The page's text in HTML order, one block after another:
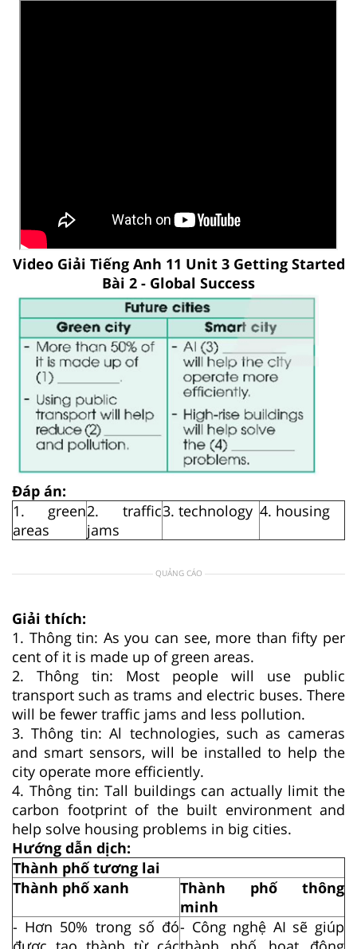
Video Giải Tiếng Anh 11 Unit 3 Getting Started
Bài 2 - Global Success
Đáp án:
1. green
areas
2. traffic
jams
3. technology 4. housing
QUẢNG CÁO
Giải thích:
1. Thông tin: As you can see, more than fifty per
cent of it is made up of green areas.
2. Thông tin: Most people will use public
transport such as trams and electric buses. There
will be fewer traffic jams and less pollution.
3. Thông tin: Al technologies, such as cameras
and smart sensors, will be installed to help the
city operate more efficiently.
4. Thông tin: Tall buildings can actually limit the
carbon footprint of the built environment and
help solve housing problems in big cities.
Hướng dẫn dịch:
Thành phố tương lai
Thành phố xanh
Thành phố thông
minh
- Hơn 50% trong số đó- Công nghệ AI sẽ giúp